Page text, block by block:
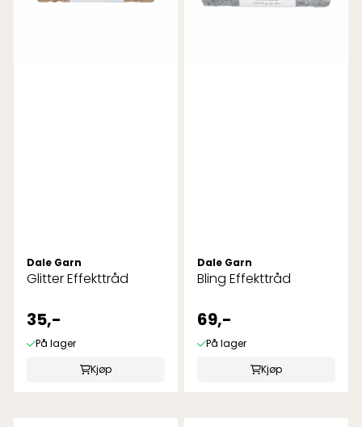
Dale Garn
Glitter Effekttråd
35,-
På lager
Kjøp
Dale Garn
Bling Effekttråd
69,-
På lager
Kjøp